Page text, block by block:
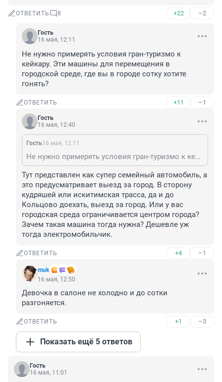
ОТВЕТИТЬ 8 +22 –2
Гость
16 мая, 12:11
Не нужно примерять условия гран-туризмо к
кейкару. Эти машины для перемещения в
городской среде, где вы в городе сотку хотите
гонять?
ОТВЕТИТЬ +11 –1
Гость
16 мая, 12:40
Гость16 мая, 12:11
Не нужно примерять условия гран-туризмо к кейкару. Эти машины для перемещения в городской среде, где вы в городе сотку хотите гонять?
Тут представлен как супер семейный автомобиль, а
это предусматривает выезд за город. В сторону
кудряшей или искитимская трасса, да и до
Кольцово доехать, выезд за город. Или у вас
городская среда ограничивается центром города?
Зачем такая машина тогда нужна? Дешевле уж
тогда электромобильчик.
ОТВЕТИТЬ +4 –1
muk
16 мая, 12:50
Девочка в салоне не холодно и до сотки
разгоняется.
ОТВЕТИТЬ +1 –3
Показать ещё 5 ответов
Гость
16 мая, 11:01